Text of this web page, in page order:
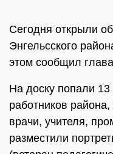
Сегодня открыли
Энгельсского
этом сообщил
На доску попали
работников
врачи, учителя,
разместили